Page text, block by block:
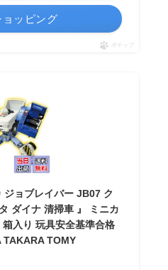
ョッピング
ポチップ
ジョブレイバー JB07 ク
ダイナ 清掃車 』 ミニカ
入り 玩具安全基準合格
TAKARA TOMY